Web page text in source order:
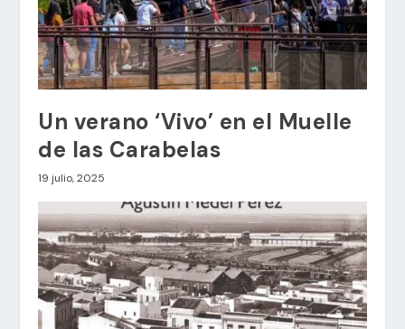
Un verano ‘Vivo’ en el Muelle
de las Carabelas
19 julio, 2025